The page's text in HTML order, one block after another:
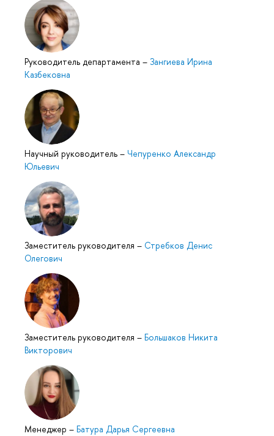
Руководитель департамента – Зангиева Ирина
Казбековна
Научный руководитель – Чепуренко Александр
Юльевич
Заместитель руководителя – Стребков Денис
Олегович
Заместитель руководителя – Большаков Никита
Викторович
Менеджер – Батура Дарья Сергеевна